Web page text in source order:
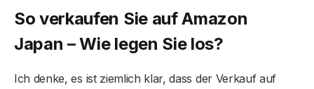
So verkaufen Sie auf Amazon
Japan – Wie legen Sie los?
Ich denke, es ist ziemlich klar, dass der Verkauf auf